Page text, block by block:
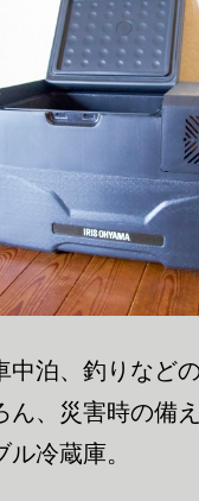
中泊、釣りなど
ん、災害時の備
冷蔵庫。